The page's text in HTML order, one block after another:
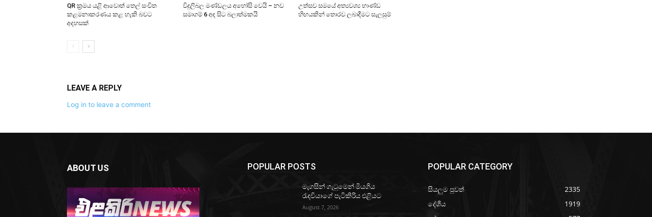
QR ක්‍රමය යළි ආවොත් තෙල් සංචිත
කළමනාකරණය කළ හැකි බවට
අදහසක්
විදුලිබල මණ්ඩලය අහෝසි වෙයි – නව
සමාගම් 6 අද සිට බලාත්මකයි
උත්සව සමයේ අත්‍යවශ්‍ය භාණ්ඩ
හිඟයකින් තොරව ලබාදීමට සැලසුම්
LEAVE A REPLY
Log in to leave a comment
ABOUT US POPULAR POSTS
මැගසින් ගැටුමෙන් මියගිය
රැඳවියාගේ පැටිකිරිය එළියට
August 7, 2026
POPULAR CATEGORY
සියලුම පුවත්
2335
දේශීය
1919